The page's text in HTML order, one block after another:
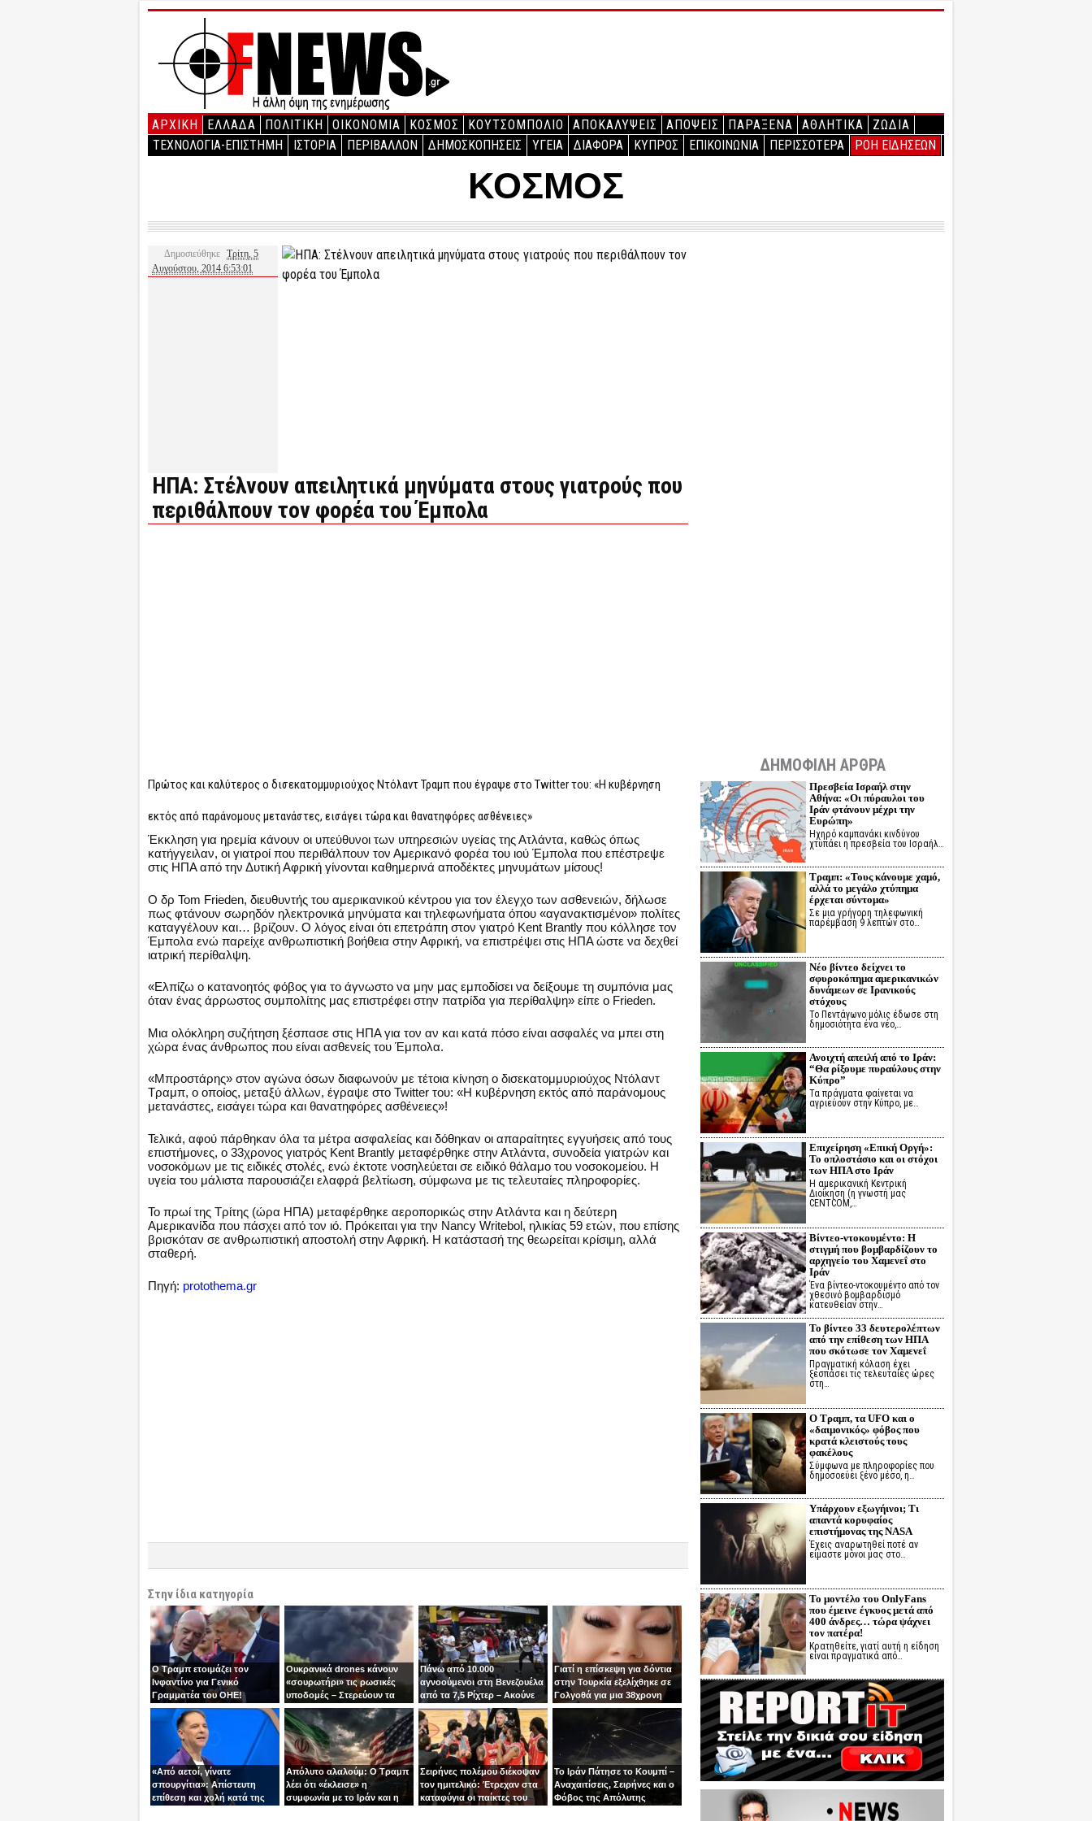
ΑΡΧΙΚΉ ΕΛΛΑΔΑ ΠΟΛΙΤΙΚΗ ΟΙΚΟΝΟΜΙΑ ΚΟΣΜΟΣ ΚΟΥΤΣΟΜΠΟΛΙΟ ΑΠΟΚΑΛΥΨΕΙΣ ΑΠΟΨΕΙΣ ΠΑΡΑΞΕΝΑ ΑΘΛΗΤΙΚΑ
ΖΩΔΙΑ
ΤΕΧΝΟΛΟΓΙΑ-ΕΠΙΣΤΗΜΗ
ΙΣΤΟΡΙΑ ΠΕΡΙΒΑΛΛΟΝ ΔΗΜΟΣΚΟΠΗΣΕΙΣ ΥΓΕΙΑ ΔΙΑΦΟΡΑ ΚΥΠΡΟΣ ΕΠΙΚΟΙΝΩΝΙΑ ΠΕΡΙΣΣΟΤΕΡΑ ΡΟΗ ΕΙΔΗΣΕΩΝ
ΚΟΣΜΟΣ
Δημοσιεύθηκε Τρίτη, 5
Αυγούστου, 2014 6:53:01
ΗΠΑ: Στέλνουν απειλητικά μηνύματα στους γιατρούς που
περιθάλπουν τον φορέα του Έμπολα
Πρώτος και καλύτερος ο δισεκατομμυριούχος Ντόλαντ Τραμπ που έγραψε στο Twitter του: «Η κυβέρνηση
εκτός από παράνομους μετανάστες, εισάγει τώρα και θανατηφόρες ασθένειες»
Έκκληση για ηρεμία κάνουν οι υπεύθυνοι των υπηρεσιών υγείας της Ατλάντα, καθώς όπως
κατήγγειλαν, οι γιατροί που περιθάλπουν τον Αμερικανό φορέα του ιού Έμπολα που επέστρεψε
στις ΗΠΑ από την Δυτική Αφρική γίνονται καθημερινά αποδέκτες μηνυμάτων μίσους!
Ο δρ Tom Frieden, διευθυντής του αμερικανικού κέντρου για τον έλεγχο των ασθενειών, δήλωσε
πως φτάνουν σωρηδόν ηλεκτρονικά μηνύματα και τηλεφωνήματα όπου «αγανακτισμένοι» πολίτες
καταγγέλουν και… βρίζουν. Ο λόγος είναι ότι επετράπη στον γιατρό Kent Brantly που κόλλησε τον
Έμπολα ενώ παρείχε ανθρωπιστική βοήθεια στην Αφρική, να επιστρέψει στις ΗΠΑ ώστε να δεχθεί
ιατρική περίθαλψη.
«Ελπίζω ο κατανοητός φόβος για το άγνωστο να μην μας εμποδίσει να δείξουμε τη συμπόνια μας
όταν ένας άρρωστος συμπολίτης μας επιστρέφει στην πατρίδα για περίθαλψη» είπε ο Frieden.
Μια ολόκληρη συζήτηση ξέσπασε στις ΗΠΑ για τον αν και κατά πόσο είναι ασφαλές να μπει στη
χώρα ένας άνθρωπος που είναι ασθενείς του Έμπολα.
«Μπροστάρης» στον αγώνα όσων διαφωνούν με τέτοια κίνηση ο δισεκατομμυριούχος Ντόλαντ
Τραμπ, ο οποίος, μεταξύ άλλων, έγραψε στο Twitter του: «Η κυβέρνηση εκτός από παράνομους
μετανάστες, εισάγει τώρα και θανατηφόρες ασθένειες»!
Τελικά, αφού πάρθηκαν όλα τα μέτρα ασφαλείας και δόθηκαν οι απαραίτητες εγγυήσεις από τους
επιστήμονες, ο 33χρονος γιατρός Kent Brantly μεταφέρθηκε στην Ατλάντα, συνοδεία γιατρών και
νοσοκόμων με τις ειδικές στολές, ενώ έκτοτε νοσηλεύεται σε ειδικό θάλαμο του νοσοκομείου. Η
υγεία του μάλιστα παρουσιάζει ελαφρά βελτίωση, σύμφωνα με τις τελευταίες πληροφορίες.
Το πρωί της Τρίτης (ώρα ΗΠΑ) μεταφέρθηκε αεροπορικώς στην Ατλάντα και η δεύτερη
Αμερικανίδα που πάσχει από τον ιό. Πρόκειται για την Nancy Writebol, ηλικίας 59 ετών, που επίσης
βρισκόταν σε ανθρωπιστική αποστολή στην Αφρική. Η κατάστασή της θεωρείται κρίσιμη, αλλά
σταθερή.
Πηγή: protothema.gr
Στην ίδια κατηγορία
Ο Τραμπ ετοιμάζει τον
Ινφαντίνο για Γενικό
Γραμματέα του ΟΗΕ!
Ουκρανικά drones κάνουν
«σουρωτήρι» τις ρωσικές
υποδομές – Στερεύουν τα
καύσιμα του Πούτιν
Πάνω από 10.000
αγνοούμενοι στη Βενεζουέλα
από τα 7,5 Ρίχτερ – Ακούνε
φωνές κάτω από τα
συντρίμμια
Γιατί η επίσκεψη για δόντια
στην Τουρκία εξελίχθηκε σε
Γολγοθά για μια 38χρονη
μητέρα
«Από αετοί, γίνατε
σπουργίτια»: Απίστευτη
επίθεση και χολή κατά της
Απόλυτο αλαλούμ: Ο Τραμπ
λέει ότι «έκλεισε» η
συμφωνία με το Ιράν και η
Σειρήνες πολέμου διέκοψαν
τον ημιτελικό: Έτρεχαν στα
καταφύγια οι παίκτες του
Το Ιράν Πάτησε το Κουμπί –
Αναχαιτίσεις, Σειρήνες και ο
Φόβος της Απόλυτης
ΔΗΜΟΦΙΛΗ ΑΡΘΡΑ
Πρεσβεία Ισραήλ στην
Αθήνα: «Οι πύραυλοι του
Ιράν φτάνουν μέχρι την
Ευρώπη»
Ηχηρό καμπανάκι κινδύνου
χτυπάει η πρεσβεία του Ισραήλ…
Τραμπ: «Τους κάνουμε χαμό,
αλλά το μεγάλο χτύπημα
έρχεται σύντομα»
Σε μια γρήγορη τηλεφωνική
παρέμβαση 9 λεπτών στο…
Νέο βίντεο δείχνει το
σφυροκόπημα αμερικανικών
δυνάμεων σε Ιρανικούς
στόχους
Το Πεντάγωνο μόλις έδωσε στη
δημοσιότητα ένα νέο,…
Ανοιχτή απειλή από το Ιράν:
“Θα ρίξουμε πυραύλους στην
Κύπρο”
Τα πράγματα φαίνεται να
αγριεύουν στην Κύπρο, με…
Επιχείρηση «Επική Οργή»:
Το οπλοστάσιο και οι στόχοι
των ΗΠΑ στο Ιράν
Η αμερικανική Κεντρική
Διοίκηση (η γνωστή μας
CENTCOM,…
Βίντεο-ντοκουμέντο: Η
στιγμή που βομβαρδίζουν το
αρχηγείο του Χαμενεΐ στο
Ιράν
Ένα βίντεο-ντοκουμέντο από τον
χθεσινό βομβαρδισμό
κατευθείαν στην…
Το βίντεο 33 δευτερολέπτων
από την επίθεση των ΗΠΑ
που σκότωσε τον Χαμενεΐ
Πραγματική κόλαση έχει
ξεσπάσει τις τελευταίες ώρες
στη…
Ο Τραμπ, τα UFO και ο
«δαιμονικός» φόβος που
κρατά κλειστούς τους
φακέλους
Σύμφωνα με πληροφορίες που
δημοσοεύει ξένο μέσο, η…
Υπάρχουν εξωγήινοι; Τι
απαντά κορυφαίος
επιστήμονας της NASA
Έχεις αναρωτηθεί ποτέ αν
είμαστε μόνοι μας στο…
Το μοντέλο του OnlyFans
που έμεινε έγκυος μετά από
400 άνδρες… τώρα ψάχνει
τον πατέρα!
Κρατηθείτε, γιατί αυτή η είδηση
είναι πραγματικά από…